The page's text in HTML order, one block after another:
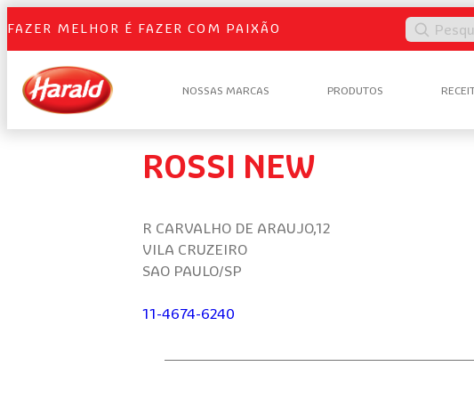
FAZER MELHOR É FAZER COM PAIXÃO Pesquisar
NOSSAS MARCAS PRODUTOS
ROSSI NEW
R CARVALHO DE ARAUJO,12
VILA CRUZEIRO
SAO PAULO/SP
11-4674-6240